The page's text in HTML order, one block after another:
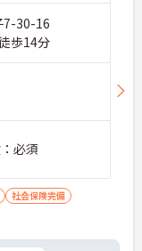
7-30-16
歩14分
必須
社会保険完備